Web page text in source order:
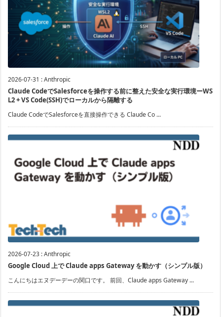
2026-07-31 :Anthropic
Claude CodeでSalesforceを操作する前に整えた安全な実行環境ーWS
L2 + VS Code(SSH)でローカルから隔離する
Claude CodeでSalesforceを直接操作できる Claude Co ...
2026-07-23 :Anthropic
Google Cloud 上で Claude apps Gateway を動かす（シンプル版）
こんにちはエヌデーデーの関口です。 前回、Claude apps Gateway ...